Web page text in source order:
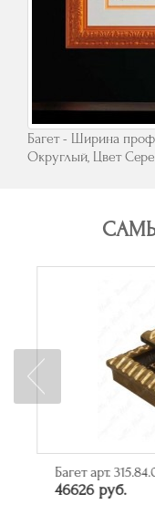
Багет - Ширина
Округлый, Цвет
Багет арт.
46626 руб.